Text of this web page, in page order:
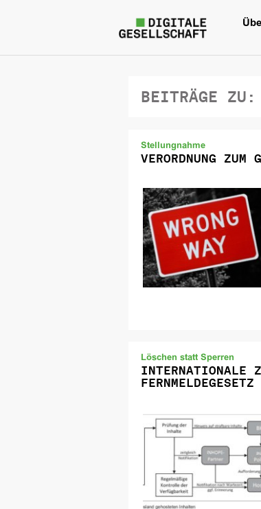
BEITRÄGE ZU:
Stellungnahme
VERORDNUNG
Löschen statt Sperren
INTERNATIONALE
FERNMELDEGESETZ